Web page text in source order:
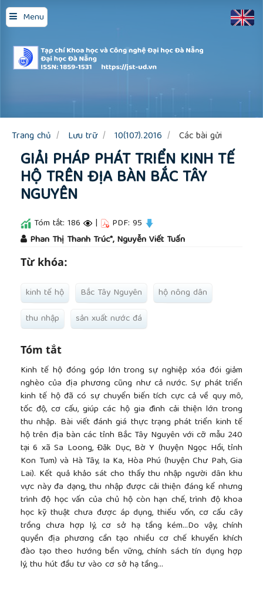
Menu
Quick
jump
to
page
content
Main
Sidebar
Trang chủ Lưu trữ 10(107).2016 Các bài gửi
GIẢI PHÁP PHÁT TRIỂN KINH TẾ
HỘ TRÊN ĐỊA BÀN BẮC TÂY
NGUYÊN
Tóm tắt: 186 | PDF: 95
Phan Thị Thanh Trúc*, Nguyễn Viết Tuấn
Từ khóa:
kinh tế hộ Bắc Tây Nguyên
hộ nông dân
thu nhập
sản xuất nước đá
Tóm tắt
Kinh tế hộ đóng góp lớn trong sự nghiệp xóa đói giảm
nghèo của địa phương cũng như cả nước. Sự phát triển
kinh tế hộ đã có sự chuyển biến tích cực cả về quy mô,
tốc độ, cơ cấu, giúp các hộ gia đình cải thiện lớn trong
thu nhập. Bài viết đánh giá thực trạng phát triển kinh tế
hộ trên địa bàn các tỉnh Bắc Tây Nguyên với cỡ mẫu 240
tại 6 xã Sa Loong, Đăk Dục, Bờ Y (huyện Ngọc Hồi, tỉnh
Kon Tum) và Hà Tây, Ia Ka, Hòa Phú (huyện Chư Pah, Gia
Lai). Kết quả khảo sát cho thấy thu nhập người dân khu
vực này đa dạng, thu nhập được cải thiện đáng kể nhưng
trình độ học vấn của chủ hộ còn hạn chế, trình độ khoa
học kỹ thuật chưa được áp dụng, thiếu vốn, cơ cấu cây
trồng chưa hợp lý, cơ sở hạ tầng kém…Do vậy, chính
quyền địa phương cần tạo nhiều cơ chế khuyến khích
đào tạo theo hướng bền vững, chính sách tín dụng hợp
lý, thu hút đầu tư vào cơ sở hạ tầng…